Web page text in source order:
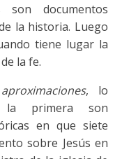
son documentos
la historia. Luego
tiene lugar la
la fe.
, lo
la primera son
en que siete
sobre Jesús en